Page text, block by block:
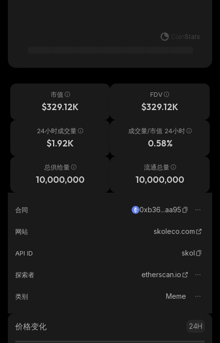
市值
$329.12K
FDV
$329.12K
24小时成交量
$1.92K
成交量/市值 24小时
0.58%
总供给量
10,000,000
流通总量
10,000,000
合同 0xb36...aa95
网站 skoleco.com
API ID skol
探索者 etherscan.io
类别 Meme
价格变化 24H